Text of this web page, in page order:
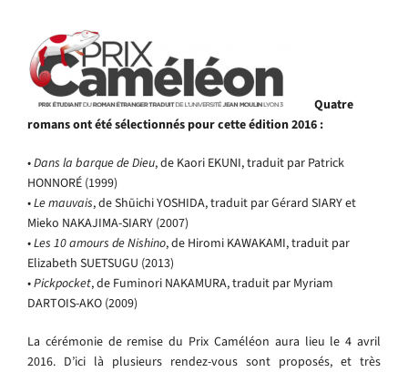
Quatre
romans ont été sélectionnés pour cette édition 2016 :
•Dans la barque de Dieu, de Kaori EKUNI, traduit par Patrick
HONNORÉ (1999)
•Le mauvais, de Shūichi YOSHIDA, traduit par Gérard SIARY et
Mieko NAKAJIMA-SIARY (2007)
•Les 10 amours de Nishino, de Hiromi KAWAKAMI, traduit par
Elizabeth SUETSUGU (2013)
•Pickpocket, de Fuminori NAKAMURA, traduit par Myriam
DARTOIS-AKO (2009)
La cérémonie de remise du Prix Caméléon aura lieu le 4 avril
2016. D’ici là plusieurs rendez-vous sont proposés, et très